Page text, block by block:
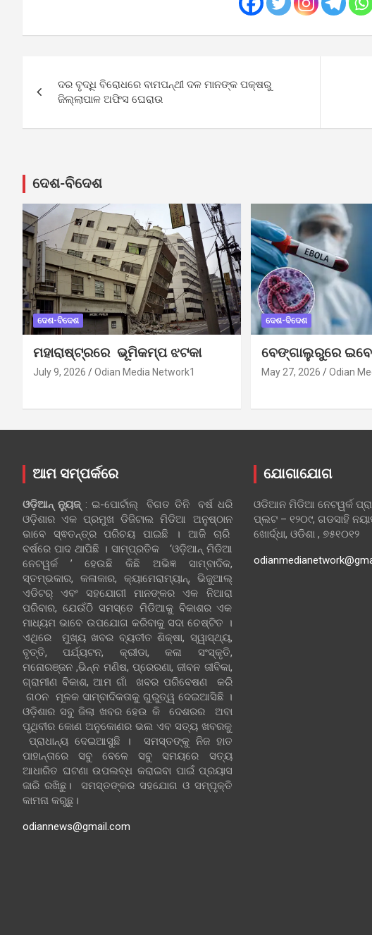
navigation
ଦର ବୃଦ୍ଧି ବିରୋଧରେ ବାମପନ୍ଥୀ ଦଳ ମାନଙ୍କ ପକ୍ଷରୁ
ଜିଲ୍ଲାପାଳ ଅଫିସ ଘେରାଉ
ଦେଶ-ବିଦେଶ
ଦେଶ-ବିଦେଶ
ମହାରାଷ୍ଟ୍ରରେ ଭୂମିକମ୍ପ ଝଟକା
July 9, 2026 Odian Media Network1
ଦେଶ-ବିଦେଶ
ବେଙ୍ଗାଲୁରୁରେ
May 27, 2026 Odian
ଆମ ସମ୍ପର୍କରେ
ଓଡ଼ିଆନ୍‍ ନ୍ୟୁଜ୍‍: ଇ-ପୋର୍ଟାଲ୍ ବିଗତ ତିନି ବର୍ଷ ଧରି
ଓଡ଼ିଶାର ଏକ ପ୍ରମୁଖ ଡିଜିଟାଲ ମିଡିଆ ଅନୁଷ୍ଠାନ
ଭାବେ ସ୍ଵତନ୍ତ୍ର ପରିଚୟ ପାଇଛି । ଆଜି ଚାରି
ବର୍ଷରେ ପାଦ ଥାପିଛି । ସାମ୍ପ୍ରତିକ ‘ଓଡ଼ିଆନ୍‍ ମିଡିଆ
ନେଟୱର୍କ ’ ହେଉଛି କିଛି ଅଭିଜ୍ଞ ସାମ୍ବାଦିକ,
ସ୍ତମ୍ଭକାର, କଳାକାର, କ୍ୟାମେରାମ୍ୟାନ୍, ଭିଜୁଆଲ୍
ଏଡିଟର୍ ଏବଂ ସହଯୋଗୀ ମାନଙ୍କର ଏକ ନିଆରା
ପରିବାର, ଯେଉଁଠି ସମସ୍ତେ ମିଡିଆକୁ ବିକାଶର ଏକ
ମାଧ୍ୟମ ଭାବେ ଉପଯୋଗ କରିବାକୁ ସଦା ଚେଷ୍ଟିତ ।
ଏଥିରେ ମୁଖ୍ୟ ଖବର ବ୍ୟତୀତ ଶିକ୍ଷା, ସ୍ୱାସ୍ଥ୍ୟ,
ବୃତ୍ତି, ପର୍ଯ୍ୟଟନ, କ୍ରୀଡା, କଳା ସଂସ୍କୃତି,
ମନୋରଞ୍ଜନ ,ଭିନ୍ନ ମଣିଷ, ପ୍ରେରଣା, ଜୀବନ ଜୀବିକା,
ଗ୍ରାମୀଣ ବିକାଶ, ଆମ ଗାଁ ଖବର ପରିବେଷଣ କରି
ଗଠନ ମୂଳକ ସାମ୍ବାଦିକତାକୁ ଗୁରୁତ୍ୱ ଦେଇଆସିଛି ।
ଓଡ଼ିଶାର ସବୁ ଜିଲା ଖବର ହେଉ କି ଦେଶରର ଅବା
ପୃଥିବୀର କୋଣ ଅନୁକୋଣର ଭଲ ଏବ ସତ୍ୟ ଖବରକୁ
ପ୍ରାଧାନ୍ୟ ଦେଇଆସୁଛି । ସମସ୍ତଙ୍କୁ ନିଜ ହାତ
ପାହାନ୍ତାରେ ସବୁ ବେଳେ ସବୁ ସମୟରେ ସତ୍ୟ
ଆଧାରିତ ଘଟଣା ଉପଲବ୍ଧ କରାଇବା ପାଇଁ ପ୍ରୟାସ
ଜାରି ରଖିଛୁ। ସମସ୍ତଙ୍କର ସହଯୋଗ ଓ ସମ୍ପୃକ୍ତି
କାମନା କରୁଛୁ।
odiannews@gmail.com
ଯୋଗାଯୋଗ
ଓଡିଆନ ମିଡିଆ ନେଟୱର୍କ
ପ୍ଲଟ – ୧୨୦୯, ଗଡସାହି
ଖୋର୍ଦ୍ଧା, ଓଡିଶା , ୭୫୧୦୧୨